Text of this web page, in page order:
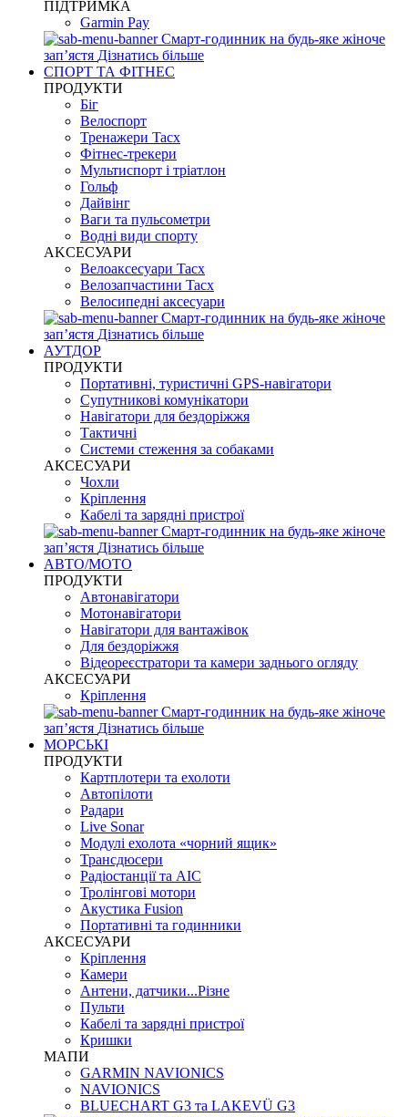
ПІДТРИМКА
Garmin Pay
Смарт-годинник на будь-яке жіноче
запʼястя Дізнатись більше
СПОРТ ТА ФІТНЕС
ПРОДУКТИ
Біг
Велоспорт
Тренажери Tacx
Фітнес-трекери
Мультиспорт і тріатлон
Гольф
Дайвінг
Ваги та пульсометри
Водні види спорту
AKCЕСУАРИ
Велоаксесуари Tacx
Велозапчастини Tacx
Велосипедні аксесуари
Смарт-годинник на будь-яке жіноче
запʼястя Дізнатись більше
АУТДОР
ПРОДУКТИ
Портативні, туристичні GPS-навігатори
Супутникові комунікатори
Навігатори для бездоріжжя
Тактичні
Системи стеження за собаками
АКСЕСУАРИ
Чохли
Кріплення
Кабелі та зарядні пристрої
Смарт-годинник на будь-яке жіноче
запʼястя Дізнатись більше
АВТО/МОТО
ПРОДУКТИ
Автонавігатори
Мотонавігатори
Навігатори для вантажівок
Для бездоріжжя
Відеореєстратори та камери заднього огляду
АКСЕСУАРИ
Кріплення
Смарт-годинник на будь-яке жіноче
запʼястя Дізнатись більше
МОРСЬКІ
ПРОДУКТИ
Картплотери та ехолоти
Автопілоти
Радари
Live Sonar
Модулі ехолота «чорний ящик»
Трансдюсери
Радіостанції та АІС
Тролінгові мотори
Акустика Fusion
Портативні та годинники
АКСЕСУАРИ
Кріплення
Камери
Антени, датчики...Різне
Пульти
Кабелі та зарядні пристрої
Кришки
МАПИ
GARMIN NAVIONICS
NAVIONICS
BLUECHART G3 та LAKEVÜ G3